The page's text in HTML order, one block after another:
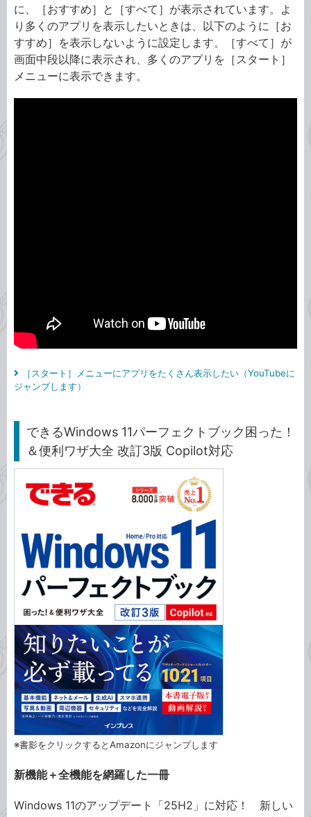
に、［おすすめ］と［すべて］が表示されています。よ
り多くのアプリを表示したいときは、以下のように［お
すすめ］を表示しないように設定します。［すべて］が
画面中段以降に表示され、多くのアプリを［スタート］
メニューに表示できます。
［スタート］メニューにアプリをたくさん表示したい（YouTubeに
ジャンプします）
できるWindows 11パーフェクトブック困った！
＆便利ワザ大全 改訂3版 Copilot対応
※書影をクリックするとAmazonにジャンプします
新機能＋全機能を網羅した一冊
Windows 11のアップデート「25H2」に対応！ 新しい